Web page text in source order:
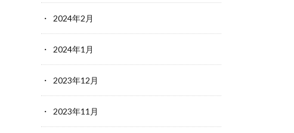
2024年2月
2024年1月
2023年12月
2023年11月